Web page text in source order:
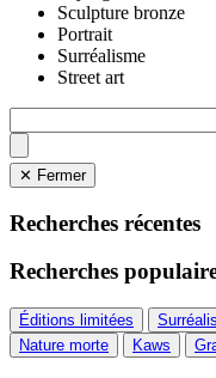
Sculpture bronze
Portrait
Surréalisme
Street art
✕ Fermer
Recherches récentes
Recherches
Éditions limitées
Nature morte
Kaws